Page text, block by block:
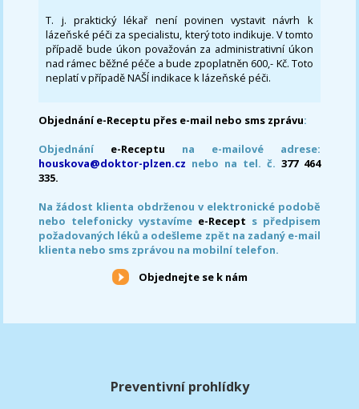
T. j. praktický lékař není povinen vystavit návrh k
lázeňské péči za specialistu, který toto indikuje. V tomto
případě bude úkon považován za administrativní úkon
nad rámec běžné péče a bude zpoplatněn 600,- Kč. Toto
neplatí v případě NAŠÍ indikace k lázeňské péči.
Objednání e-Receptu přes e-mail nebo sms zprávu:
Objednání e-Receptu na e-mailové adrese:
houskova@doktor-plzen.cz nebo na tel. č. 377 464
335.
Na žádost klienta obdrženou v elektronické podobě
nebo telefonicky vystavíme e-Recept s předpisem
požadovaných léků a odešleme zpět na zadaný e-mail
klienta nebo sms zprávou na mobilní telefon.
Objednejte se k nám
Preventivní prohlídky